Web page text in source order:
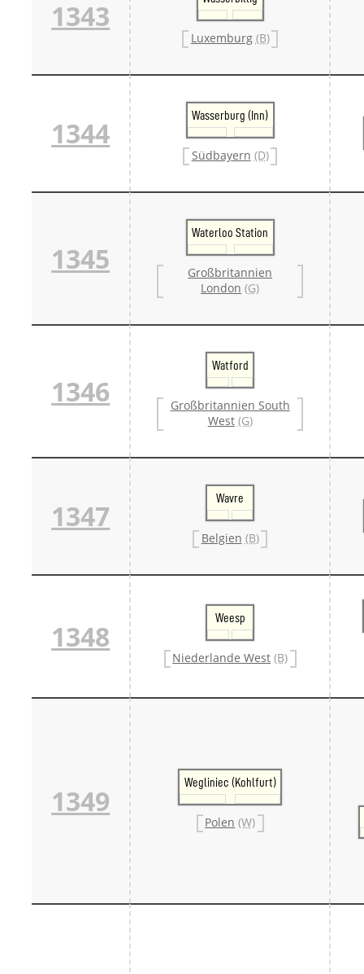
1343
Luxemburg (B)
1344
Wasserburg (Inn)
Südbayern (D)
1345
Waterloo Station
Großbritannien
London (G)
1346
Watford
Großbritannien South
West (G)
1347
Wavre
Belgien (B)
1348
Weesp
Niederlande West (B)
1349
Wegliniec (Kohlfurt)
Polen (W)